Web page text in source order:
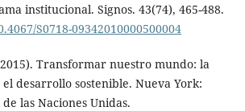
institucional. Signos. 43(74), 465-488.
S0718-09342010000500004
Transformar nuestro mundo: la
desarrollo sostenible. Nueva York:
las Naciones Unidas.